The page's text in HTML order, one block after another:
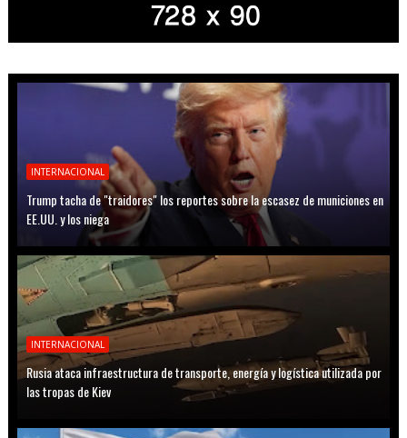
INTERNACIONAL
Trump tacha de "traidores" los reportes sobre la escasez de municiones en
EE.UU. y los niega
INTERNACIONAL
Rusia ataca infraestructura de transporte, energía y logística utilizada por
las tropas de Kiev